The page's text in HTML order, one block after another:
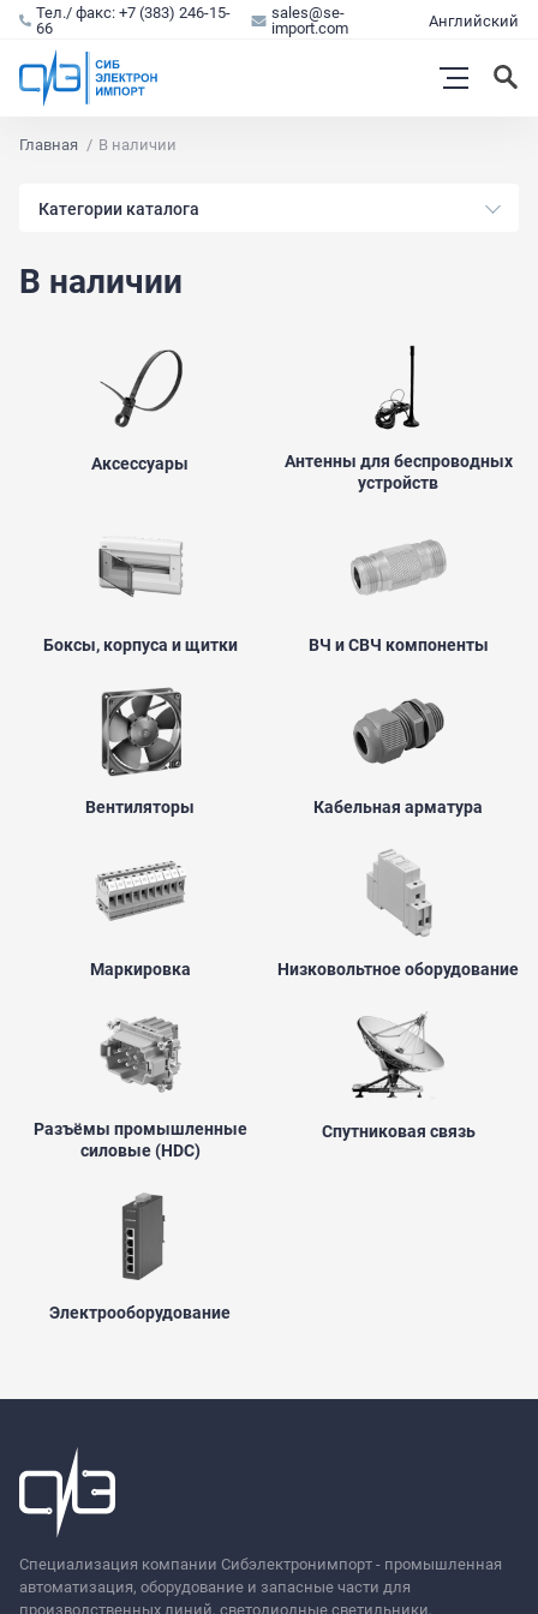
Тел./ факс: +7 (383) 246-15-
66
sales@se-
import.com
Английский
Главная В наличии
Категории каталога
В наличии
Аксессуары
Антенны для беспроводных
устройств
Боксы, корпуса и щитки ВЧ и СВЧ компоненты
Вентиляторы Кабельная арматура
Маркировка Низковольтное оборудование
Разъёмы промышленные
силовые (HDC)
Спутниковая связь
Электрооборудование
Специализация компании Сибэлектронимпорт - промышленная
автоматизация, оборудование и запасные части для
производственных линий, светодиодные светильники,